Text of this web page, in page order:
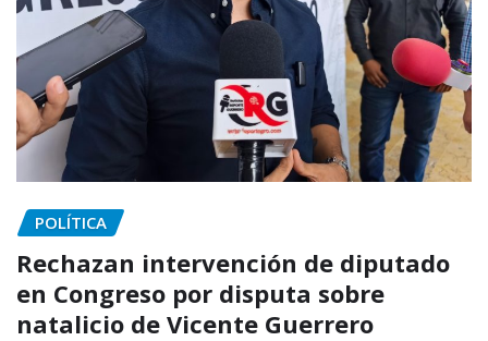
POLÍTICA
Rechazan intervención de diputado
en Congreso por disputa sobre
natalicio de Vicente Guerrero